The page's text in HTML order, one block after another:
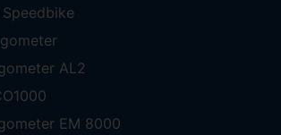
AL2
EM 8000